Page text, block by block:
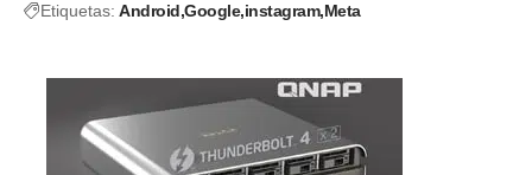
Etiquetas: Android Google instagram Meta